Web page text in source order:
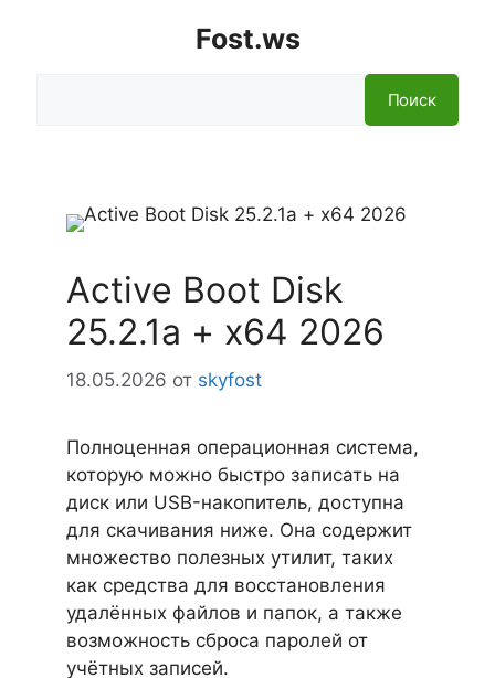
Fost.ws
Поиск
Active Boot Disk
25.2.1a + x64 2026
18.05.2026 от skyfost
Полноценная операционная система,
которую можно быстро записать на
диск или USB-накопитель, доступна
для скачивания ниже. Она содержит
множество полезных утилит, таких
как средства для восстановления
удалённых файлов и папок, а также
возможность сброса паролей от
учётных записей.